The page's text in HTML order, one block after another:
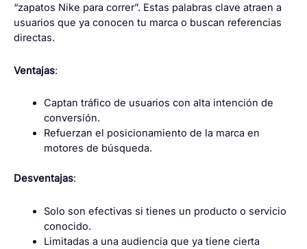
“zapatos Nike para correr”. Estas palabras clave atraen a
usuarios que ya conocen tu marca o buscan referencias
directas.
Ventajas:
Captan tráfico de usuarios con alta intención de
conversión.
Refuerzan el posicionamiento de la marca en
motores de búsqueda.
Desventajas:
Solo son efectivas si tienes un producto o servicio
conocido.
Limitadas a una audiencia que ya tiene cierta